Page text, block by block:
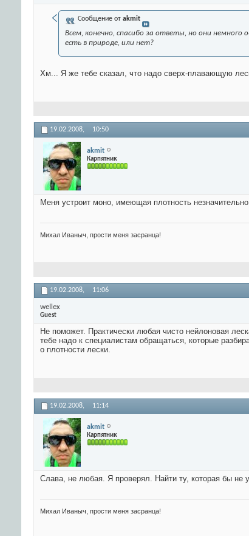
Сообщение от akmit
Всем, конечно, спасибо за ответы, но они
есть в природе, или нет?
Хм... Я же тебе сказал, что надо сверх-плавающую
19.02.2008, 10:50
akmit
Карпятник
Меня устроит моно, имеющая плотность
Михал Иваныч, прости меня засранца!
19.02.2008, 11:06
wellex
Guest
Не поможет. Практически любая чисто нейлоновая
тебе надо к специалистам обращаться, которые
о плотности лески.
19.02.2008, 11:14
akmit
Карпятник
Слава, не любая. Я проверял. Найти ту, которая бы не
Михал Иваныч, прости меня засранца!